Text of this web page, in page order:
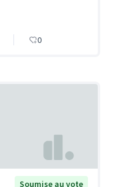
0
Soumise au vote